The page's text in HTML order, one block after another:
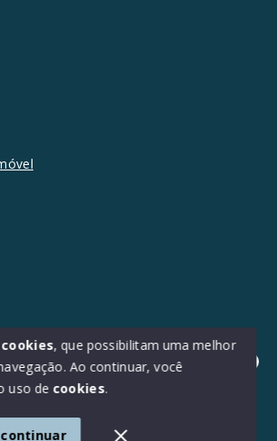
Estamos disponíveis para te ajudar.
- Duetto Imóveis - Todos os direitos
cookies, que possibilitam uma melhor
Ao continuar, você
uso de cookies.
continuar